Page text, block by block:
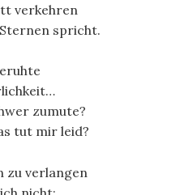
verkehren
spricht.
zumute?
tut mir leid?
zu verlangen